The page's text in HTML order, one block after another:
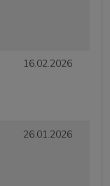
16.02.2026
26.01.2026